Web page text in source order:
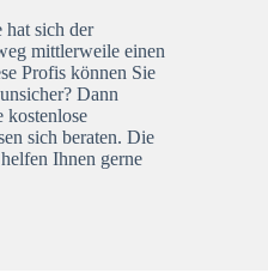
hat sich der
mittlerweile einen
Profis können Sie
Dann
kostenlose
sich beraten. Die
Ihnen gerne